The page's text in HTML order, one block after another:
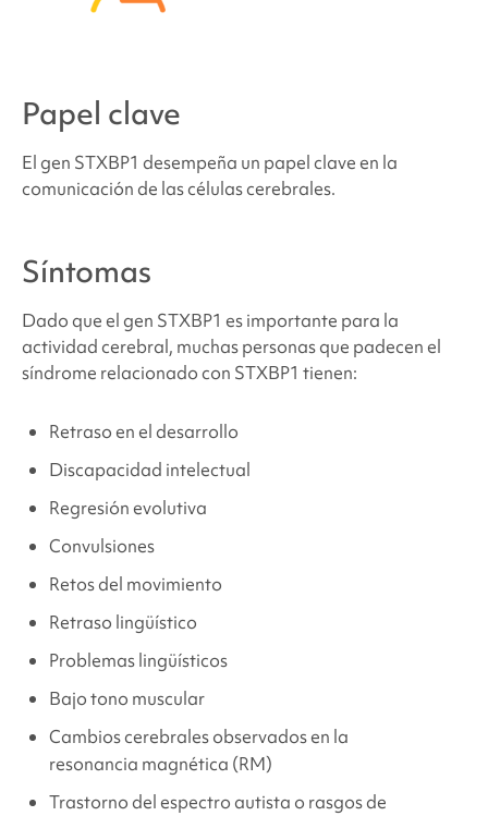
Problemas médicos y físicos relacionados con el
síndrome STXBP1
síndrome STXBP1
¿Dónde puedo encontrar apoyo y recursos?
Papel clave
El gen STXBP1 desempeña un papel clave en la
comunicación de las células cerebrales.
Síntomas
Dado que el gen STXBP1 es importante para la
actividad cerebral, muchas personas que padecenel
síndrome relacionado con STXBP1 tienen:
Retraso en el desarrollo
Discapacidad intelectual
Regresión evolutiva
Convulsiones
Retos del movimiento
Retraso lingüístico
Problemas lingüísticos
Bajo tono muscular
Cambios cerebrales observadosen la
resonancia magnética (RM)
Trastorno del espectro autista o rasgos de